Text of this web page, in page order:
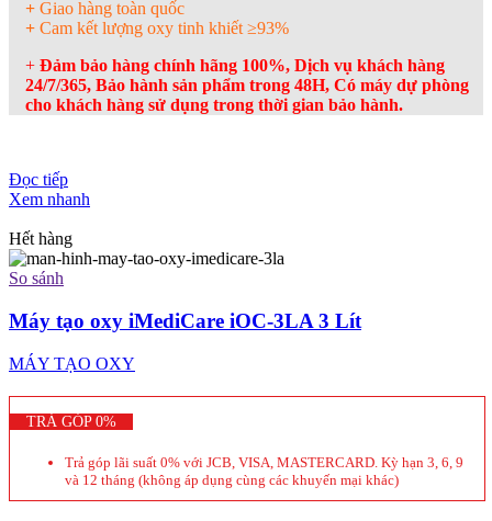
+ Giao hàng toàn quốc
+ Cam kết lượng oxy tinh khiết ≥93%
+ Đảm bảo hàng chính hãng 100%, Dịch vụ khách hàng
24/7/365, Bảo hành sản phẩm trong 48H, Có máy dự phòng
cho khách hàng sử dụng trong thời gian bảo hành.
Đọc tiếp
Xem nhanh
Hết hàng
So sánh
Máy tạo oxy iMediCare iOC-3LA 3 Lít
MÁY TẠO OXY
TRẢ GÓP 0%
Trả góp lãi suất 0% với JCB, VISA, MASTERCARD. Kỳ hạn 3, 6, 9
và 12 tháng (không áp dụng cùng các khuyến mại khác)